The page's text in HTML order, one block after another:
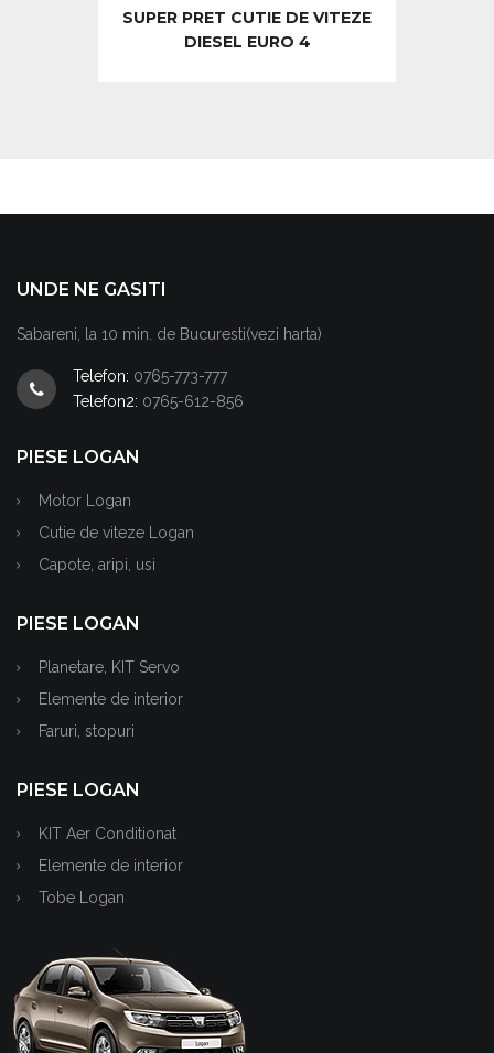
SUPER PRET CUTIE DE VITEZE
DIESEL EURO 4
UNDE NE GASITI
Sabareni, la 10 min. de Bucuresti(vezi harta)
Telefon: 0765-773-777
Telefon2: 0765-612-856
PIESE LOGAN
Motor Logan
Cutie de viteze Logan
Capote, aripi, usi
PIESE LOGAN
Planetare, KIT Servo
Elemente de interior
Faruri, stopuri
PIESE LOGAN
KIT Aer Conditionat
Elemente de interior
Tobe Logan